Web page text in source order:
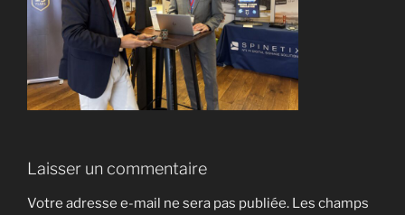
Laisser un commentaire
Votre adresse e-mail ne sera pas publiée. Les champs